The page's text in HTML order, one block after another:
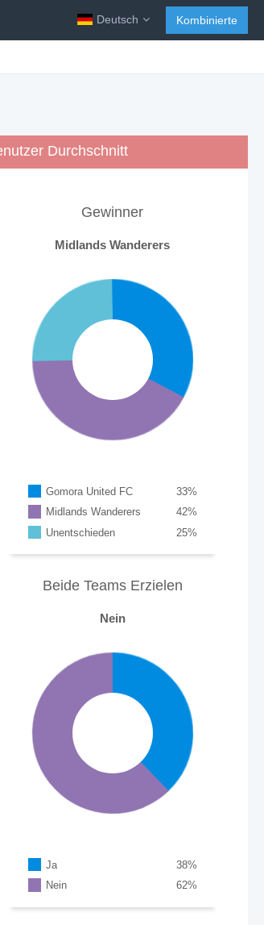
Deutsch Kombinierte
Durchschnitt
Gewinner
Midlands Wanderers
Gomora United FC %
33
Midlands Wanderers
%
42
Unentschieden
%
25
Beide Teams Erzielen
Nein
Ja %
38
Nein
%
62